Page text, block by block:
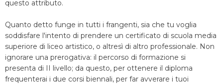
questo attributo.
Quanto detto funge in tutti i frangenti, sia che tu voglia
soddisfare l'intento di prendere un certificato di scuola media
superiore di liceo artistico, o altresì di altro professionale. Non
ignorare una prerogativa: il percorso di formazione si
presenta di II livello; da questo, per ottenere il diploma
frequenterai i due corsi biennali, per far avverare i tuoi